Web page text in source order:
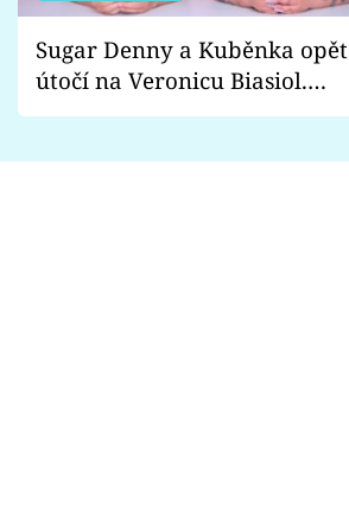
Sugar Denny a Kuběnka opět
útočí na Veronicu Biasiol.
Proč je podle nich falešná a